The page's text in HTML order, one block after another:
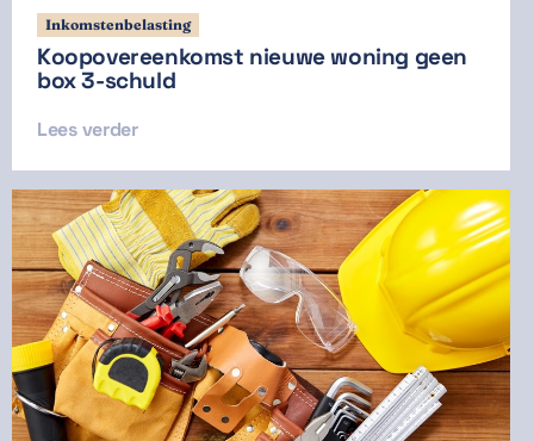
Inkomstenbelasting
Koopovereenkomst nieuwe woning geen
box 3-schuld
Lees verder